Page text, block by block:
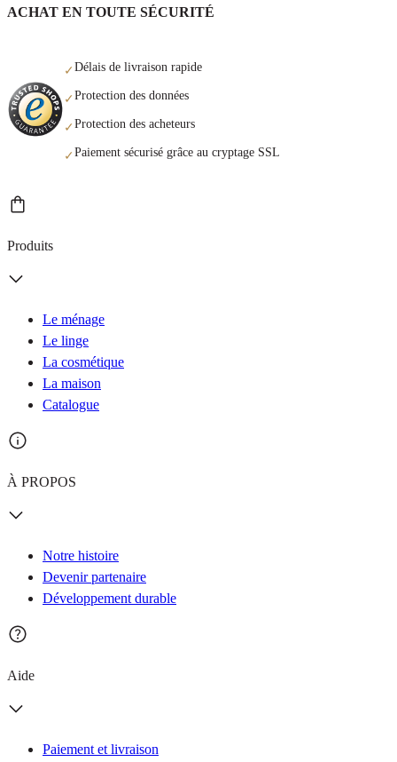
ACHAT EN TOUTE SÉCURITÉ
✓Délais de livraison rapide
✓Protection des données
✓Protection des acheteurs
✓Paiement sécurisé grâce au cryptage SSL
Produits
Le ménage
Le linge
La cosmétique
La maison
Catalogue
À PROPOS
Notre histoire
Devenir partenaire
Développement durable
Aide
Paiement et livraison